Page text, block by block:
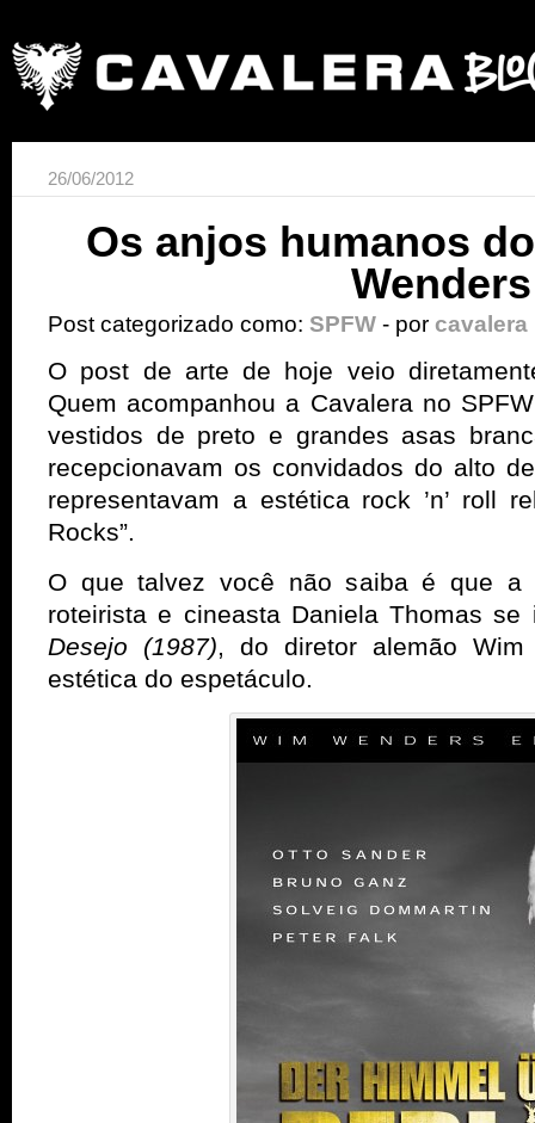
26/06/2012
Os anjos humanos
Post categorizado como: SPFW - por cavalera
O post de arte de hoje veio
Quem acompanhou a Cavalera no
vestidos de preto e grandes asas
recepcionavam os convidados do alto
representavam a estética rock ’n’ roll
Rocks”.
O que talvez você não saiba é que a
roteirista e cineasta Daniela Thomas
Desejo (1987), do diretor alemão
estética do espetáculo.